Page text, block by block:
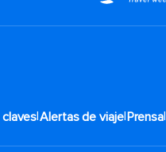
|Alertas de viaje|Prensa|